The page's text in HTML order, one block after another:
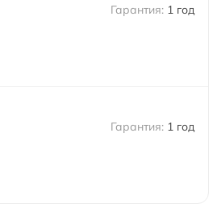
1 год
1 год